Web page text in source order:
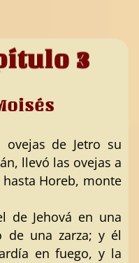
3
ovejas de Jetro su
llevó las ovejas a
Horeb, monte
de Jehová en una
de una zarza; y él
en fuego, y la